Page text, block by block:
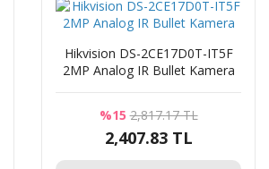
Hikvision DS-2CE17D0T-IT5F
2MP Analog IR Bullet Kamera
%15 2,817.17 TL
2,407.83 TL